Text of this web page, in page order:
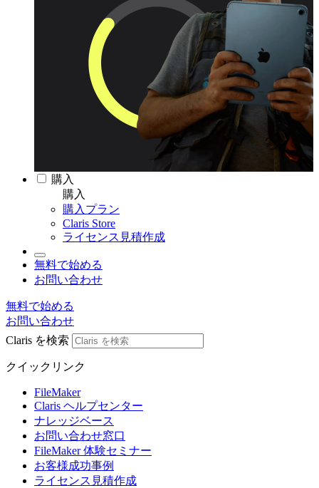
購入
購入
購入プラン
Claris Store
ライセンス見積作成
無料で始める
お問い合わせ
無料で始める
お問い合わせ
Claris を検索
クイックリンク
FileMaker
Claris ヘルプセンター
ナレッジベース
お問い合わせ窓口
FileMaker 体験セミナー
お客様成功事例
ライセンス見積作成